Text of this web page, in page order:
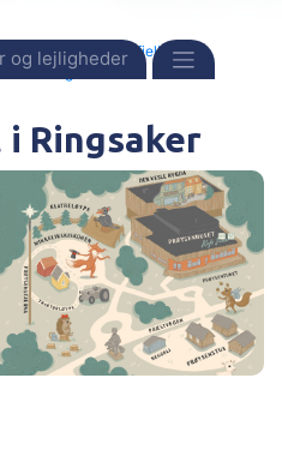
og lejligheder
Norge
Hafjell
i Ringsaker
Ringsaker